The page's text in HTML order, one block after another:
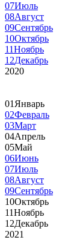
07Июль
08Август
09Сентябрь
10Октябрь
11Ноябрь
12Декабрь
2020
01 Январь
02Февраль
03Март
04Апрель
05Май
06Июнь
07Июль
08Август
09Сентябрь
10Октябрь
11Ноябрь
12Декабрь
2021